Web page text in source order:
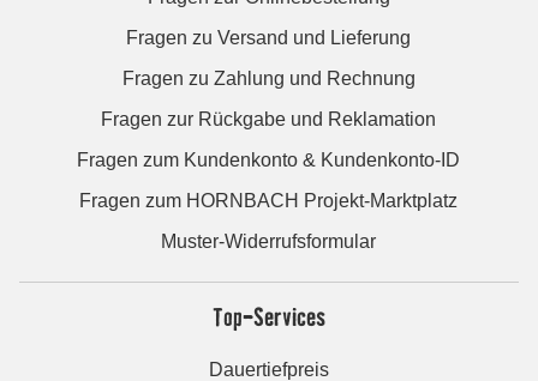
Fragen zu Versand und Lieferung
Fragen zu Zahlung und Rechnung
Fragen zur Rückgabe und Reklamation
Fragen zum Kundenkonto & Kundenkonto-ID
Fragen zum HORNBACH Projekt-Marktplatz
Muster-Widerrufsformular
Top-Services
Dauertiefpreis